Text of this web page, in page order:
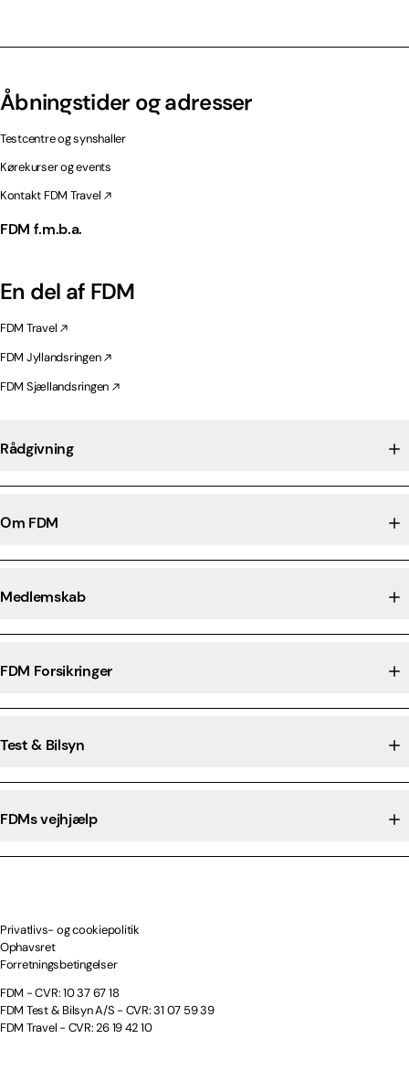
Åbningstider og adresser
Testcentre og synshaller
Kørekurser og events
Kontakt FDM Travel
FDM f.m.b.a.
En del af FDM
FDM Travel
FDM Jyllandsringen
FDM Sjællandsringen
Rådgivning
Om FDM
Medlemskab
FDM Forsikringer
Test & Bilsyn
FDMs vejhjælp
Privatlivs- og cookiepolitik
Ophavsret
Forretningsbetingelser
FDM - CVR: 10 37 67 18
FDM Test & Bilsyn A/S - CVR: 31 07 59 39
FDM Travel - CVR: 26 19 42 10